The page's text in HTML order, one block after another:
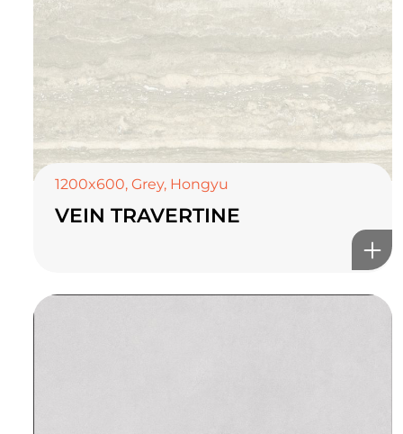
1200x600, Grey, Hongyu
VEIN TRAVERTINE